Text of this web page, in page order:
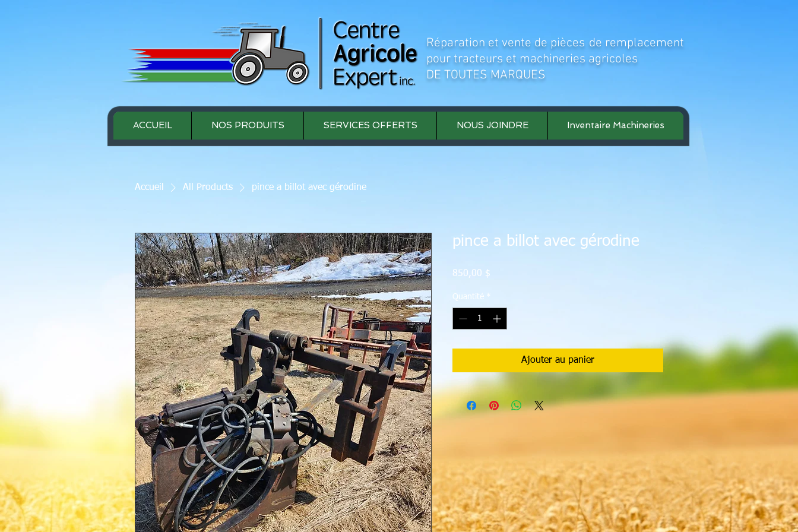
Réparation et vente de pièces de remplacement
pour tracteurs et machineries agricoles
DE TOUTES MARQUES
ACCUEIL NOS PRODUITS SERVICES OFFERTS NOUS JOINDRE Inventaire Machineries
Accueil All Products pince a billot avec gérodine
pince a billot avec gérodine
850,00 $
Quantité *
Ajouter au panier